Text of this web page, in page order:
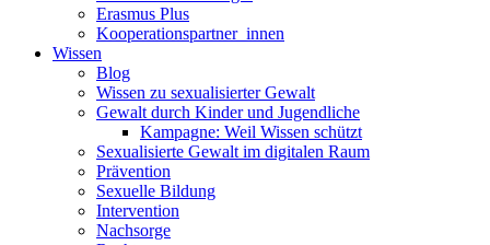
Erasmus Plus
Kooperationspartner_innen
Wissen
Blog
Wissen zu sexualisierter Gewalt
Gewalt durch Kinder und Jugendliche
Kampagne: Weil Wissen schützt
Sexualisierte Gewalt im digitalen Raum
Prävention
Sexuelle Bildung
Intervention
Nachsorge